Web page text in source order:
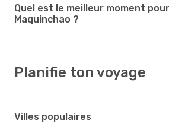
Quel est le meilleur moment
Maquinchao ?
Planifie ton voyage
Villes populaires